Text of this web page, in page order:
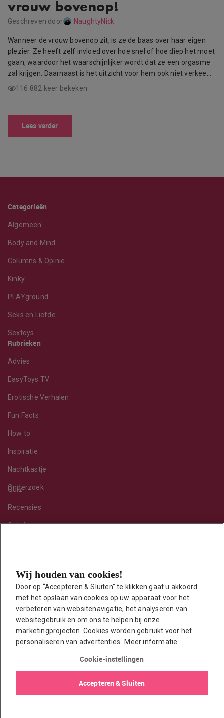
vrouw bovenop!
Geschreven door NaughtyNick
Wanneer de vrouw bovenop zit, is ze de baas over haar eigen
plezier. Ze heeft zelf invloed over hoe snel of hoe diep het moet
gaan, waardoor het waarschijnlijker wordt dat ze een orgasme
zal krijgen. Daarnaast is het uitzicht voor hem ook niet verkee…
116.882 keer bekeken
Lees verder
Categorieën
Algemeen
Body and Mind
Columns & Opinie
Kinky
PLAYground
Seks en Liefde
Sextoys
Rubrieken
Advies
EasyToys TV
Erotische Verhalen
Fun Facts
How to
Inspiratie
Nachtkastje
Onderzoek
Quiz
Recensies
Sekshoroscoop
Toy van de maand
Vraag ’t onze seksuoloog
Interessante links
Seksuologen in Nederland
Erotisch verhaal insturen
EasyToys shop
Wij houden van cookies!
Door op “Accepteren & Sluiten” te klikken gaat u akkoord
met het opslaan van cookies op uw apparaat voor het
verbeteren van websitenavigatie, het analyseren van
websitegebruik en om ons te helpen bij onze
marketingprojecten. Cookies worden gebruikt voor het
personaliseren van advertenties. Meer informatie
Cookie-instellingen
Accepteren & Sluiten